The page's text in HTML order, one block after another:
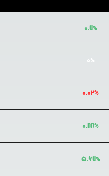
0.7%
0%
0.02%
0.88%
5.67%